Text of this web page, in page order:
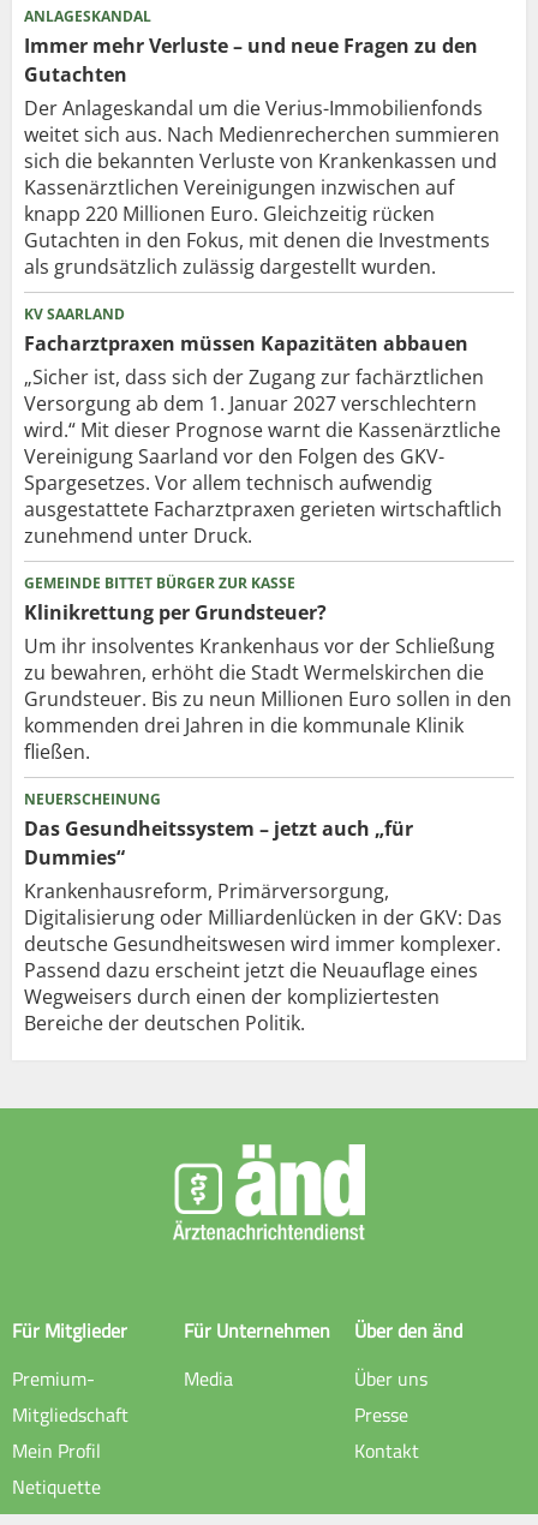
ANLAGESKANDAL
Immer mehr Verluste – und neue Fragen zu den
Gutachten
Der Anlageskandal um die Verius-Immobilienfonds
weitet sich aus. Nach Medienrecherchen summieren
sich die bekannten Verluste von Krankenkassen und
Kassenärztlichen Vereinigungen inzwischen auf
knapp 220 Millionen Euro. Gleichzeitig rücken
Gutachten in den Fokus, mit denen die Investments
als grundsätzlich zulässig dargestellt wurden.
KV SAARLAND
Facharztpraxen müssen Kapazitäten abbauen
„Sicher ist, dass sich der Zugang zur fachärztlichen
Versorgung ab dem 1. Januar 2027 verschlechtern
wird.“ Mit dieser Prognose warnt die Kassenärztliche
Vereinigung Saarland vor den Folgen des GKV-
Spargesetzes. Vor allem technisch aufwendig
ausgestattete Facharztpraxen gerieten wirtschaftlich
zunehmend unter Druck.
GEMEINDE BITTET BÜRGER ZUR KASSE
Klinikrettung per Grundsteuer?
Um ihr insolventes Krankenhaus vor der Schließung
zu bewahren, erhöht die Stadt Wermelskirchen die
Grundsteuer. Bis zu neun Millionen Euro sollen in den
kommenden drei Jahren in die kommunale Klinik
fließen.
NEUERSCHEINUNG
Das Gesundheitssystem – jetzt auch „für
Dummies“
Krankenhausreform, Primärversorgung,
Digitalisierung oder Milliardenlücken in der GKV: Das
deutsche Gesundheitswesen wird immer komplexer.
Passend dazu erscheint jetzt die Neuauflage eines
Wegweisers durch einen der kompliziertesten
Bereiche der deutschen Politik.
Für Mitglieder
Premium-
Mitgliedschaft
Mein Profil
Netiquette
Für Unternehmen
Media
Über den änd
Über uns
Presse
Kontakt